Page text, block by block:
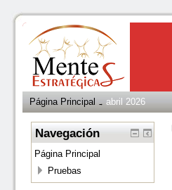
Página Principal → abril 2026
Navegación
Página Principal
Pruebas